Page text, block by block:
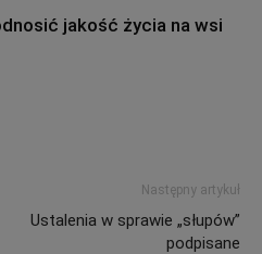
jakość życia na wsi
Następny artykuł
Ustalenia w sprawie „słupów”
podpisane